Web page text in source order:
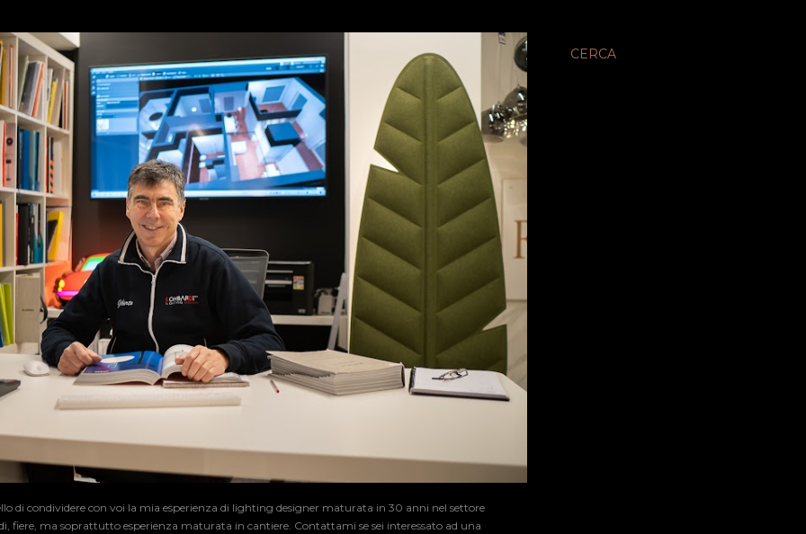
CERCA
di condividere con voi la mia esperienza di lighting designer maturata in 30 anni nel settore
fiere, ma soprattutto esperienza maturata in cantiere. Contattami se sei interessato ad una